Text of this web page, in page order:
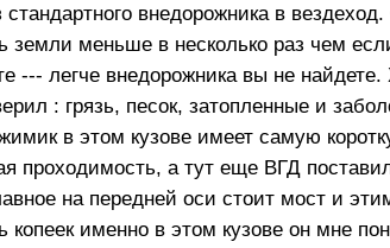
внедорожника в
земли меньше в несколько раз чем
легче внедорожника вы не найдете.
: грязь, песок, затопленные и
в этом кузове имеет самую
проходимость, а тут еще ВГД
на передней оси стоит мост и
копеек именно в этом кузове он мне